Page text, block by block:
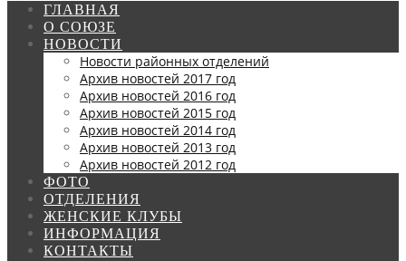
ГЛАВНАЯ
О СОЮЗЕ
НОВОСТИ
Новости районных отделений
Архив новостей 2017 год
Архив новостей 2016 год
Архив новостей 2015 год
Архив новостей 2014 год
Архив новостей 2013 год
Архив новостей 2012 год
ФОТО
ОТДЕЛЕНИЯ
ЖЕНСКИЕ КЛУБЫ
ИНФОРМАЦИЯ
КОНТАКТЫ